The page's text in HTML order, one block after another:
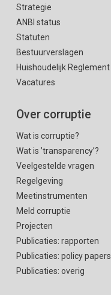
Strategie
ANBI status
Statuten
Bestuurverslagen
Huishoudelijk Reglement
Vacatures
Over corruptie
Wat is corruptie?
Wat is ’transparency’?
Veelgestelde vragen
Regelgeving
Meetinstrumenten
Meld corruptie
Projecten
Publicaties: rapporten
Publicaties: policy papers
Publicaties: overig